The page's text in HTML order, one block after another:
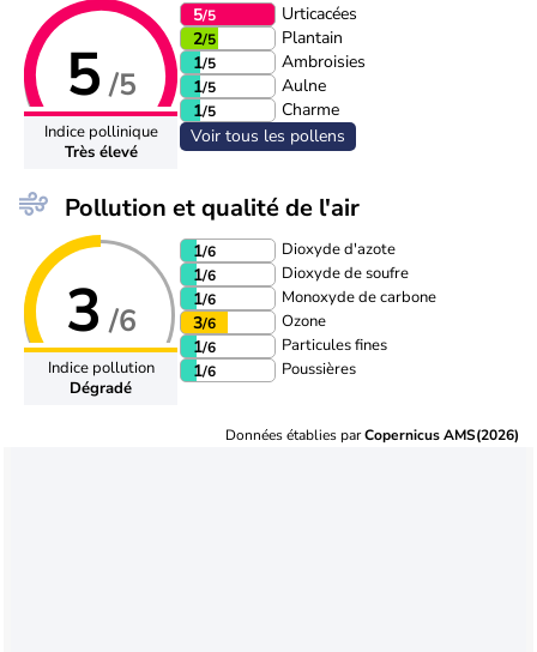
5 /5
Indice pollinique
Très élevé
5/5
Urticacées
2/5
Plantain
1/5
Ambroisies
1/5
Aulne
1/5
Charme
Voir tous les pollens
Pollution et qualité de l'air
3 /6
Indice pollution
Dégradé
1/6 Dioxyde d'azote
1/6 Dioxyde de soufre
1/6 Monoxyde de carbone
3/6 Ozone
1/6 Particules fines
1/6 Poussières
Données établies parCopernicus AMS(2026)